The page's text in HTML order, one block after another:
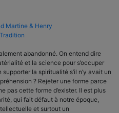
Martine & Henry
Tradition
abandonné. On entend dire
et la science pour s’occuper
la spiritualité s’il n’y avait un
? Rejeter une forme parce
pas cette forme d’exister. Il est plus
qui fait défaut à notre époque,
et surtout un